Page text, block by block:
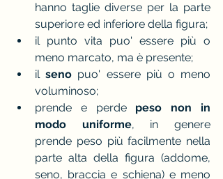
hanno taglie diverse per la parte
superiore ed inferiore della figura;
il punto vita puo' essere più o
meno marcato, ma è presente;
il seno puo' essere più o meno
voluminoso;
prende e perde peso non in
modo uniforme, in genere
prende peso più facilmente nella
parte alta della figura (addome,
seno, braccia e schiena) e meno